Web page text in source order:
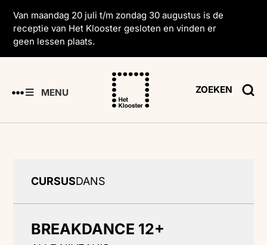
Van maandag 20 juli t/m zondag 30 augustus is de
receptie van Het Klooster gesloten en vinden er
geen lessen plaats.
MENU ZOEKEN
CURSUSDANS
BREAKDANCE 12+